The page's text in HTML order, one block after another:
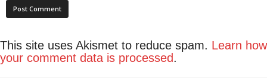
This site uses Akismet to reduce spam. Learn how
your comment data is processed.